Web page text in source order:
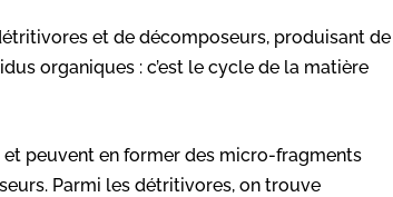
et de décomposeurs, produisant de
organiques : c’est le cycle de la matière
peuvent en former des micro-fragments
Parmi les détritivores, on trouve